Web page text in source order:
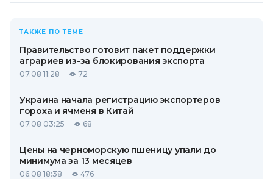
ТАКЖЕ ПО ТЕМЕ
Правительство готовит пакет поддержки
аграриев из-за блокирования экспорта
07.08 11:28 72
Украина начала регистрацию экспортеров
гороха и ячменя в Китай
07.08 03:25 68
Цены на черноморскую пшеницу упали до
минимума за 13 месяцев
06.08 18:38 476